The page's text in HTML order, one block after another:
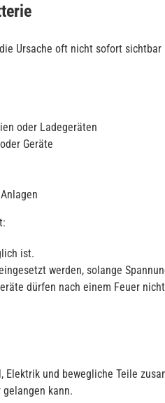
Ursache oft nicht sofort sichtbar
oder Ladegeräten
Geräte
ist.
werden, solange
dürfen nach einem Feuer
Elektrik und bewegliche Teile
kann.